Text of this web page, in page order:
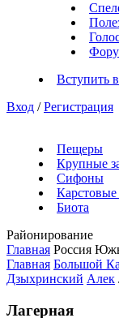
Вступить
Вход / Регистрация
Пещеры
Крупные
Сифоны
Биота
Районирование
Главная Россия
Главная Большой
Дзыхринский Алек
Лагерная